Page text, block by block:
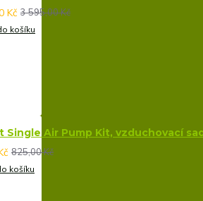
Kč 3 595,00 Kč
košíku
Single Air Pump Kit, vzduchovací
825,00 Kč
košíku